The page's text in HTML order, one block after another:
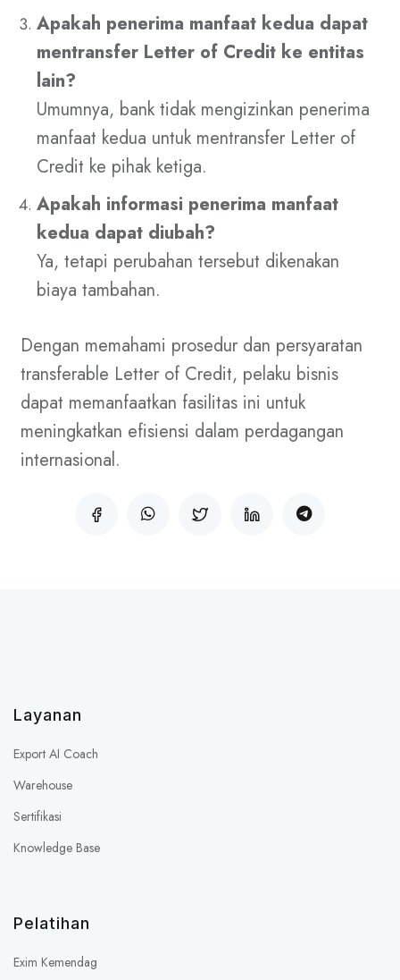
Apakah penerima manfaat kedua dapat
mentransfer Letter of Credit ke entitas
lain?
Umumnya, bank tidak mengizinkan penerima
manfaat kedua untuk mentransfer Letter of
Credit ke pihak ketiga.
Apakah informasi penerima manfaat
kedua dapat diubah?
Ya, tetapi perubahan tersebut dikenakan
biaya tambahan.
Dengan memahami prosedur dan persyaratan
transferable Letter of Credit, pelaku bisnis
dapat memanfaatkan fasilitas ini untuk
meningkatkan efisiensi dalam perdagangan
internasional.
Layanan
Export AI Coach
Warehouse
Sertifikasi
Knowledge Base
Pelatihan
Exim Kemendag